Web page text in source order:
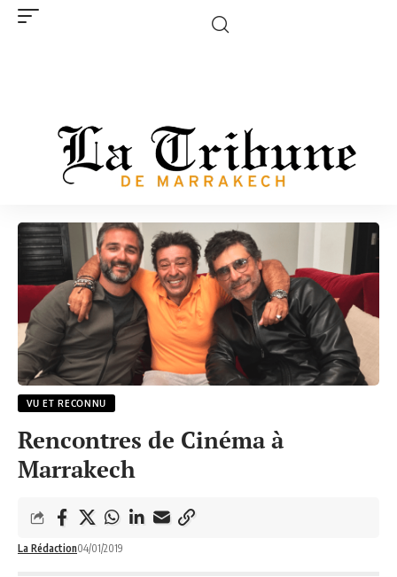
VU ET RECONNU
Rencontres de Cinéma à
Marrakech
La Rédaction04/01/2019